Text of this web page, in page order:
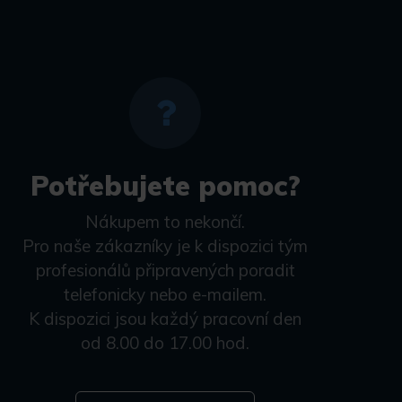
Potřebujete pomoc?
Nákupem to nekončí.
Pro naše zákazníky je k dispozici tým
profesionálů připravených poradit
telefonicky nebo e-mailem.
K dispozici jsou každý pracovní den
od 8.00 do 17.00 hod.